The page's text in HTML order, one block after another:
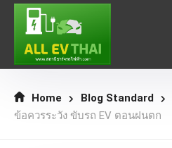
Home Blog Standard
ข้อควรระวัง ขับรถ EV ตอนฝนตก